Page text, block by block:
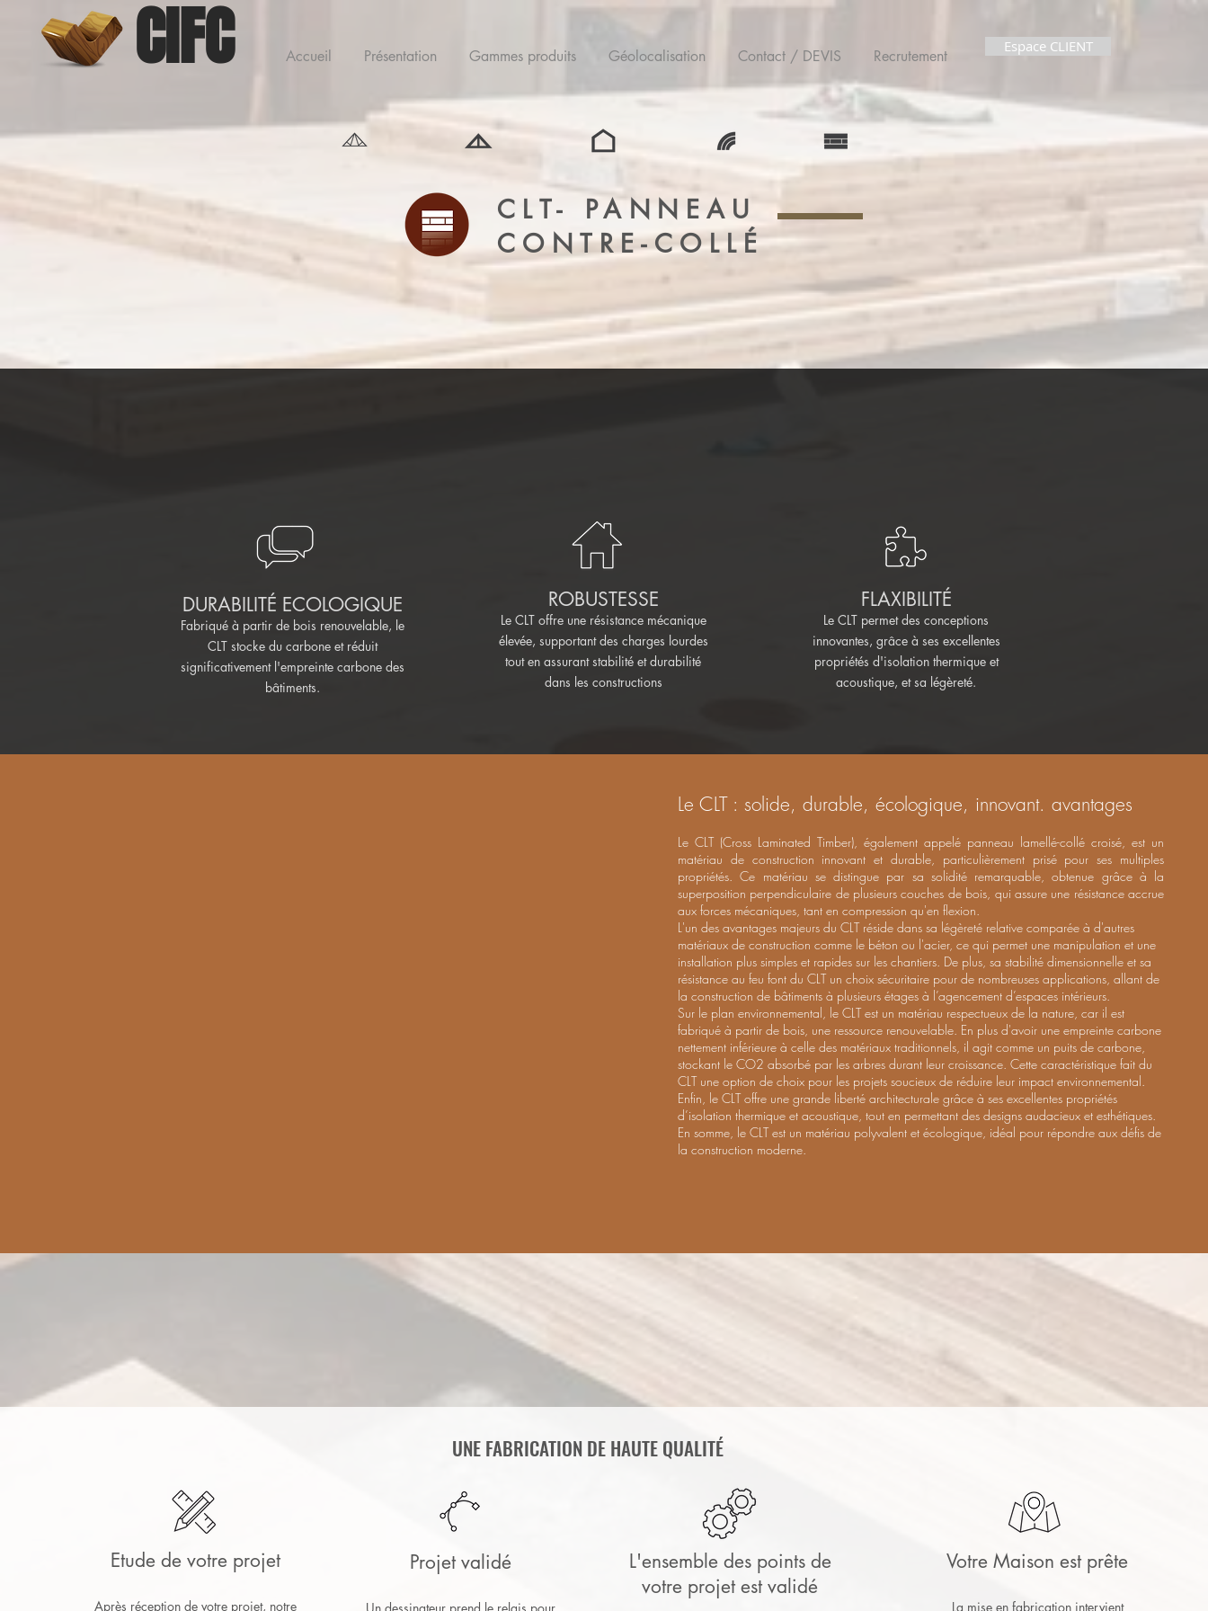
CIFC Accueil Présentation Gammes produits Géolocalisation Contact / DEVIS Recrutement
Espace CLIENT
CLT- PANNEAU
CONTRE-COLLÉ
DURABILITÉ ECOLOGIQUE
Fabriqué à partir de bois renouvelable, le
CLT stocke du carbone et réduit
significativement l'empreinte carbone des
bâtiments.
ROBUSTESSE
Le CLT offre une résistance mécanique
élevée, supportant des charges lourdes
tout en assurant stabilité et durabilité
dans les constructions
FLAXIBILITÉ
Le CLT permet des conceptions
innovantes, grâce à ses excellentes
propriétés d'isolation thermique et
acoustique, et sa légèreté.
Le CLT : solide, durable, écologique, innovant. avantages
Le CLT (Cross Laminated Timber), également appelé panneau lamellé-collé croisé, est un
matériau de construction innovant et durable, particulièrement prisé pour ses multiples
propriétés. Ce matériau se distingue par sa solidité remarquable, obtenue grâce à la
superposition perpendiculaire de plusieurs couches de bois, qui assure une résistance accrue
aux forces mécaniques, tant en compression qu'en flexion.
L'un des avantages majeurs du CLT réside dans sa légèreté relative comparée à d'autres
matériaux de construction comme le béton ou l'acier, ce qui permet une manipulation et une
installation plus simples et rapides sur les chantiers. De plus, sa stabilité dimensionnelle et sa
résistance au feu font du CLT un choix sécuritaire pour de nombreuses applications, allant de
la construction de bâtiments à plusieurs étages à l’agencement d’espaces intérieurs.
Sur le plan environnemental, le CLT est un matériau respectueux de la nature, car il est
fabriqué à partir de bois, une ressource renouvelable. En plus d'avoir une empreinte carbone
nettement inférieure à celle des matériaux traditionnels, il agit comme un puits de carbone,
stockant le CO2 absorbé par les arbres durant leur croissance. Cette caractéristique fait du
CLT une option de choix pour les projets soucieux de réduire leur impact environnemental.
Enfin, le CLT offre une grande liberté architecturale grâce à ses excellentes propriétés
d’isolation thermique et acoustique, tout en permettant des designs audacieux et esthétiques.
En somme, le CLT est un matériau polyvalent et écologique, idéal pour répondre aux défis de
la construction moderne.
UNE FABRICATION DE HAUTE QUALITÉ
Etude de votre projet
Après réception de votre projet, notre
Projet validé
L'ensemble des points de
votre projet est validé
Votre Maison est prête
La mise en fabrication intervient